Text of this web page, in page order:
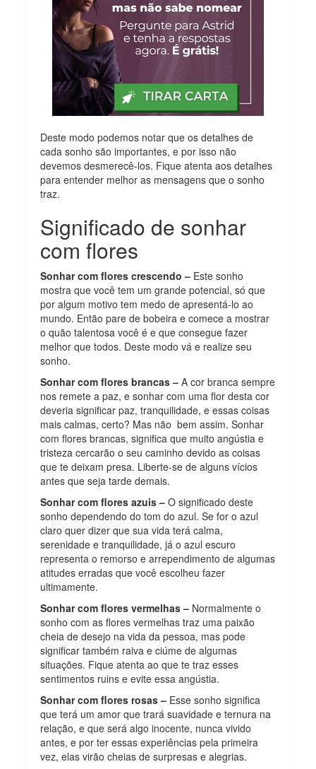
Deste modo podemos notar que os detalhes de
cada sonho são importantes, e por isso não
devemos desmerecê-los. Fique atenta aos detalhes
para entender melhor as mensagens que o sonho
traz.
Significado de sonhar
com flores
Sonhar com flores crescendo – Este sonho
mostra que você tem um grande potencial, só que
por algum motivo tem medo de apresentá-lo ao
mundo. Então pare de bobeira e comece a mostrar
o quão talentosa você é e que consegue fazer
melhor que todos. Deste modo vá e realize seu
sonho.
Sonhar com flores brancas – A cor branca sempre
nos remete a paz, e sonhar com uma flor desta cor
deveria significar paz, tranquilidade, e essas coisas
mais calmas, certo? Mas não bem assim. Sonhar
com flores brancas, significa que muito angústia e
tristeza cercarão o seu caminho devido as coisas
que te deixam presa. Liberte-se de alguns vícios
antes que seja tarde demais.
Sonhar com flores azuis – O significado deste
sonho dependendo do tom do azul. Se for o azul
claro quer dizer que sua vida terá calma,
serenidade e tranquilidade, já o azul escuro
representa o remorso e arrependimento de algumas
atitudes erradas que você escolheu fazer
ultimamente.
Sonhar com flores vermelhas – Normalmente o
sonho com as flores vermelhas traz uma paixão
cheia de desejo na vida da pessoa, mas pode
significar também raiva e ciúme de algumas
situações. Fique atenta ao que te traz esses
sentimentos ruins e evite essa angústia.
Sonhar com flores rosas – Esse sonho significa
que terá um amor que trará suavidade e ternura na
relação, e que será algo inocente, nunca vivido
antes, e por ter essas experiências pela primeira
vez, elas virão cheias de surpresas e alegrias.